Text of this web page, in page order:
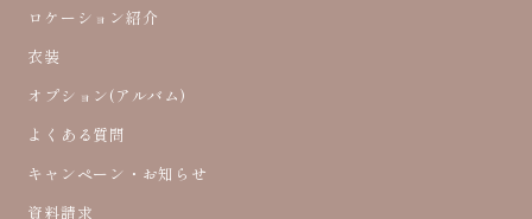
ロケーション紹介
衣装
オプション(アルバム)
よくある質問
キャンペーン・お知らせ
資料請求